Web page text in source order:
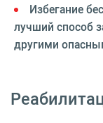
Избегание
лучший способ
другими